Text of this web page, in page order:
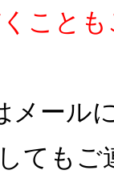
こと
メール
ても